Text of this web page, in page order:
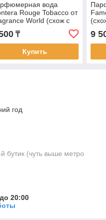
вода
Rouge Tobacco от
World (схож с
Tobacco от Mancera
100 мл)
₸
Купить
9
год
бутик (чуть выше метро
20:00